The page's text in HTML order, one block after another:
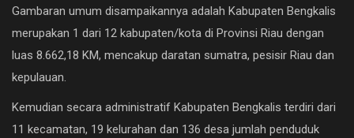
Kontak
Login
Gambaran umum disampaikannya adalah Kabupaten Bengkalis
merupakan 1 dari 12 kabupaten/kota di Provinsi Riau dengan
luas 8.662,18 KM, mencakup daratan sumatra, pesisir Riau dan
kepulauan.
Kemudian secara administratif Kabupaten Bengkalis terdiri dari
11 kecamatan, 19 kelurahan dan 136 desa jumlah penduduk